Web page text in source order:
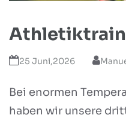
25 Juni,2026
Bei enormen
haben wir unsere